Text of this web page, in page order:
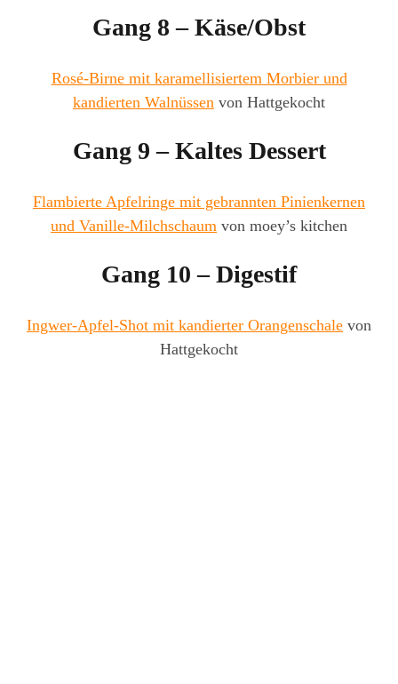
Gang 8 – Käse/Obst
Rosé-Birne mit karamellisiertem Morbier und
kandierten Walnüssen von Hattgekocht
Gang 9 – Kaltes Dessert
Flambierte Apfelringe mit gebrannten Pinienkernen
und Vanille-Milchschaum von moey’s kitchen
Gang 10 – Digestif
Ingwer-Apfel-Shot mit kandierter Orangenschale von
Hattgekocht